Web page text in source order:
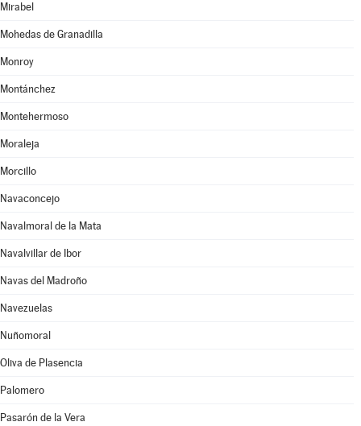
Mirabel
Mohedas de Granadilla
Monroy
Montánchez
Montehermoso
Moraleja
Morcillo
Navaconcejo
Navalmoral de la Mata
Navalvillar de Ibor
Navas del Madroño
Navezuelas
Nuñomoral
Oliva de Plasencia
Palomero
Pasarón de la Vera